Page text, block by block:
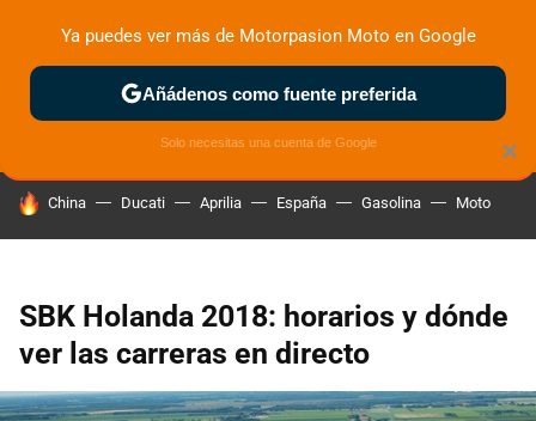
ZONA DE PRUEBAS DEPORTIVAS MOTOS ELÉCTRICAS
HOY SE HABLA DE
China Ducati Aprilia España Gasolina Moto
SBK Holanda 2018: horarios y dónde
ver las carreras en directo
×
Ya puedes ver más de Motorpasion Moto en Google
Añádenos como fuente preferida
Solo necesitas una cuenta de Google